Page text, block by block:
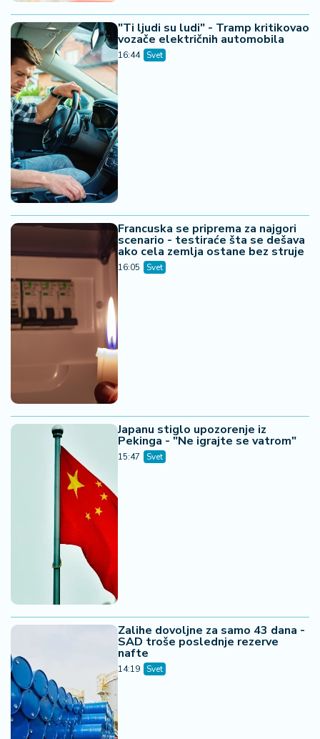
"Ti ljudi su ludi" - Tramp kritikovao
vozače električnih automobila
16:44 Svet
Francuska se priprema za najgori
scenario - testiraće šta se dešava
ako cela zemlja ostane bez struje
16:05 Svet
Japanu stiglo upozorenje iz
Pekinga - "Ne igrajte se vatrom"
15:47 Svet
Zalihe dovoljne za samo 43 dana -
SAD troše poslednje rezerve
nafte
14:19 Svet